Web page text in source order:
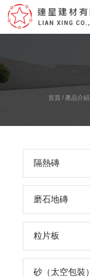
首頁 / 產品介紹
隔熱磚
磨石地磚
粒片板
砂（太空包裝）